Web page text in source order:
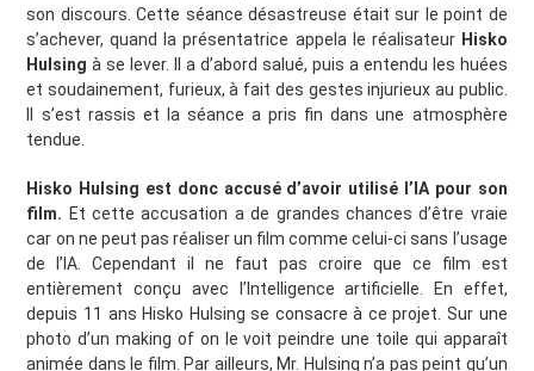
son discours. Cette séance désastreuse était sur le point de
s’achever, quand la présentatrice appela le réalisateur Hisko
Hulsing à se lever. Il a d’abord salué, puis a entendu les huées
et soudainement, furieux, à fait des gestes injurieux au public.
Il s’est rassis et la séance a pris fin dans une atmosphère
tendue.
Hisko Hulsing est donc accusé d’avoir utilisé l’IA pour son
film. Et cette accusation a de grandes chances d’être vraie
car on ne peut pas réaliser un film comme celui-ci sans l’usage
de l’IA. Cependant il ne faut pas croire que ce film est
entièrement conçu avec l’Intelligence artificielle. En effet,
depuis 11 ans Hisko Hulsing se consacre à ce projet. Sur une
photo d’un making of on le voit peindre une toile qui apparaît
animée dans le film. Par ailleurs, Mr. Hulsing n’a pas peint qu’un